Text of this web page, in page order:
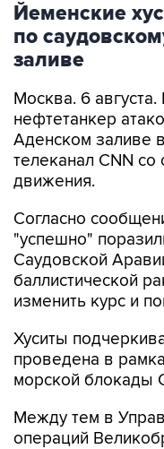
Йеменские
по
заливе
Москва. 6 августа.
нефтетанкер
Аденском заливе
телеканал CNN
движения.
Согласно
"успешно"
Саудовской
баллистической
изменить курс и
Хуситы
проведена в
морской блокады
Между тем в
операций